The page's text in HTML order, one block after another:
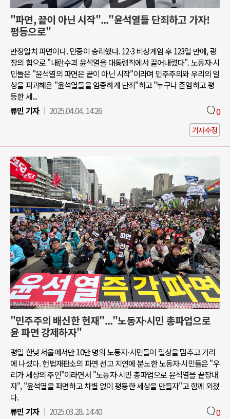
"파면, 끝이 아닌 시작"..."윤석열들 단죄하고 가자!
평등으로"
만장일치 파면이다. 민중이 승리했다. 12·3 비상계엄 후 123일 만에, 광
장의 힘으로 "내란수괴 윤석열을 대통령직에서 끌어내렸다". 노동자∙시
민들은 "윤석열의 파면은 끝이 아닌 시작"이라며 민주주의와 우리의 일
상을 파괴해온 "윤석열들을 엄중하게 단죄"하고 "누구나 존엄하고 평
등한 세...
류민 기자
2025.04.04. 14:26 0
기사수정
"민주주의 배신한 헌재"..."노동자∙시민 총파업으로
윤 파면 강제하자"
평일 한낮 서울에서만 10만 명의 노동자∙시민들이 일상을 멈추고 거리
에 나섰다. 헌법재판소의 파면 선고 지연에 분노한 노동자∙시민들은 "우
리가 세상의 주인"이라면서 "노동자∙시민 총파업으로 윤석열을 끝장내
자", "윤석열을 파면하고 차별 없이 평등한 세상을 만들자"고 함께 외쳤
다.
류민 기자
2025.03.28. 14:40 0